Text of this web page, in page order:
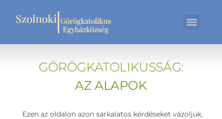
GÖRÖGKATOLIKUSSÁG:
AZ ALAPOK
Ezen az oldalon azon sarkalatos kérdéseket vázoljuk,